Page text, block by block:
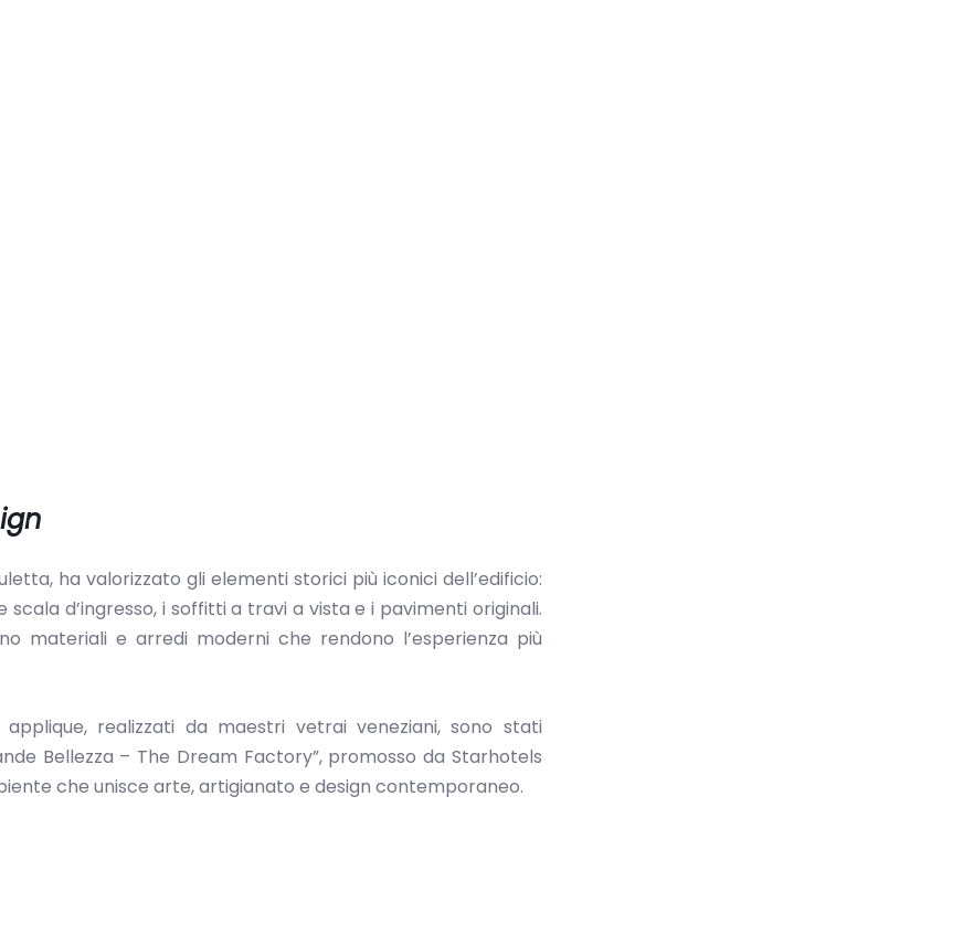
ha valorizzato gli elementi storici più iconici dell’edificio:
d’ingresso, i soffitti a travi a vista e i pavimenti originali.
materiali e arredi moderni che rendono l’esperienza più
realizzati da maestri vetrai veneziani, sono stati
Bellezza – The Dream Factory”, promosso da Starhotels
che unisce arte, artigianato e design contemporaneo.